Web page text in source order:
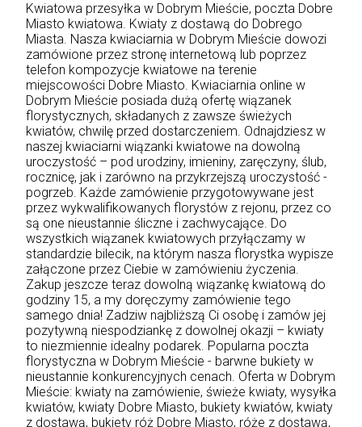
Kwiatowa przesyłka w Dobrym Mieście, poczta Dobre
Miasto kwiatowa. Kwiaty z dostawą do Dobrego
Miasta. Nasza kwiaciarnia w Dobrym Mieście dowozi
zamówione przez stronę internetową lub poprzez
telefon kompozycje kwiatowe na terenie
miejscowości Dobre Miasto. Kwiaciarnia online w
Dobrym Mieście posiada dużą ofertę wiązanek
florystycznych, składanych z zawsze świeżych
kwiatów, chwilę przed dostarczeniem. Odnajdziesz w
naszej kwiaciarni wiązanki kwiatowe na dowolną
uroczystość – pod urodziny, imieniny, zaręczyny, ślub,
rocznicę, jak i zarówno na przykrzejszą uroczystość -
pogrzeb. Każde zamówienie przygotowywane jest
przez wykwalifikowanych florystów z rejonu, przez co
są one nieustannie śliczne i zachwycające. Do
wszystkich wiązanek kwiatowych przyłączamy w
standardzie bilecik, na którym nasza florystka wypisze
załączone przez Ciebie w zamówieniu życzenia.
Zakup jeszcze teraz dowolną wiązankę kwiatową do
godziny 15, a my doręczymy zamówienie tego
samego dnia! Zadziw najbliższą Ci osobę i zamów jej
pozytywną niespodziankę z dowolnej okazji – kwiaty
to niezmiennie idealny podarek. Popularna poczta
florystyczna w Dobrym Mieście - barwne bukiety w
nieustannie konkurencyjnych cenach. Oferta w Dobrym
Mieście: kwiaty na zamówienie, świeże kwiaty, wysyłka
kwiatów, kwiaty Dobre Miasto, bukiety kwiatów, kwiaty
z dostawą, bukiety róż Dobre Miasto, róże z dostawą,